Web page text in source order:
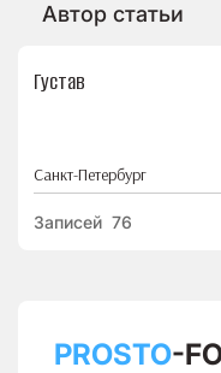
Автор статьи
Густав
Санкт-Петербург
Записей 76
PROSTO-